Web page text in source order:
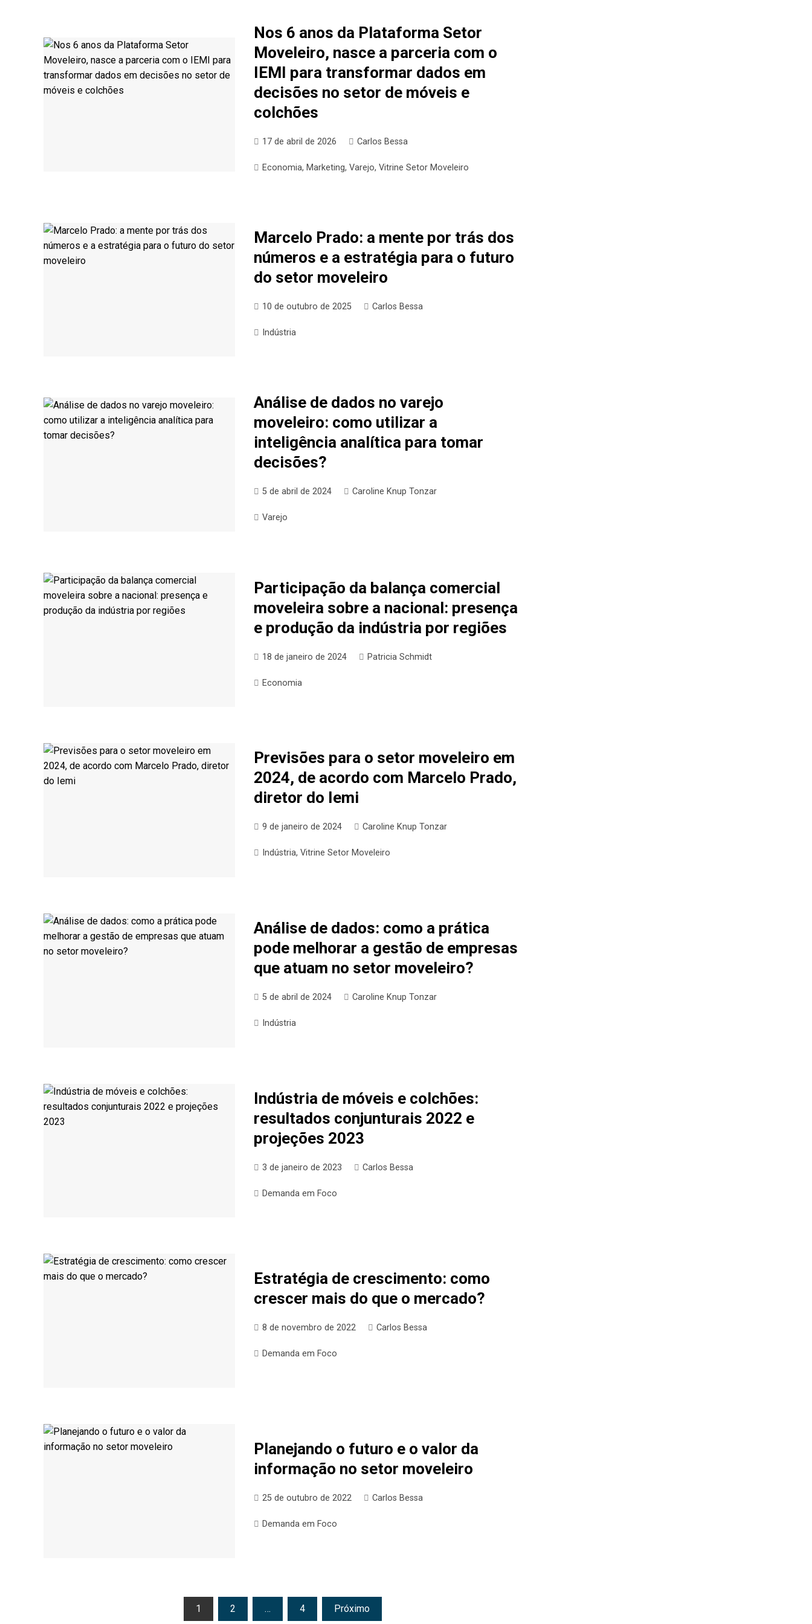
Nos 6 anos da Plataforma Setor
Moveleiro, nasce a parceria com o
IEMI para transformar dados em
decisões no setor de móveis e
colchões
17 de abril de 2026 Carlos Bessa
Economia, Marketing,Varejo,Vitrine Setor Moveleiro
Marcelo Prado: a mente por trás dos
números e a estratégia para o futuro
do setor moveleiro
10 de outubro de 2025 Carlos Bessa
Indústria
Análise de dados no varejo
moveleiro: como utilizar a
inteligência analítica para tomar
decisões?
5 de abril de 2024 Caroline Knup Tonzar
Varejo
Participação da balança comercial
moveleira sobre a nacional: presença
e produção da indústria por regiões
18 de janeiro de 2024 Patricia Schmidt
Economia
Previsões para o setor moveleiro em
2024, de acordo com Marcelo Prado,
diretor do Iemi
9 de janeiro de 2024 Caroline Knup Tonzar
Indústria,Vitrine Setor Moveleiro
Análise de dados: como a prática
pode melhorar a gestão de empresas
que atuam no setor moveleiro?
5 de abril de 2024 Caroline Knup Tonzar
Indústria
Indústria de móveis e colchões:
resultados conjunturais 2022 e
projeções 2023
3 de janeiro de 2023 Carlos Bessa
Demanda em Foco
Estratégia de crescimento: como
crescer mais do que o mercado?
8 de novembro de 2022 Carlos Bessa
Demanda em Foco
Planejando o futuro e o valor da
informação no setor moveleiro
25 de outubro de 2022 Carlos Bessa
Demanda em Foco
1 2 … 4 Próximo